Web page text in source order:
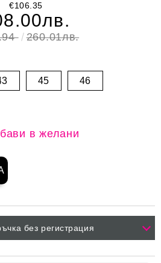
€106.35
260.01лв.
45 46
в желани
без регистрация